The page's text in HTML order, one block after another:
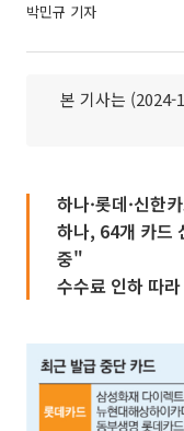
박민규 기자
본 기사는 (2024-
하나·롯데·신한
하나, 64개 카드
중"
수수료 인하 따